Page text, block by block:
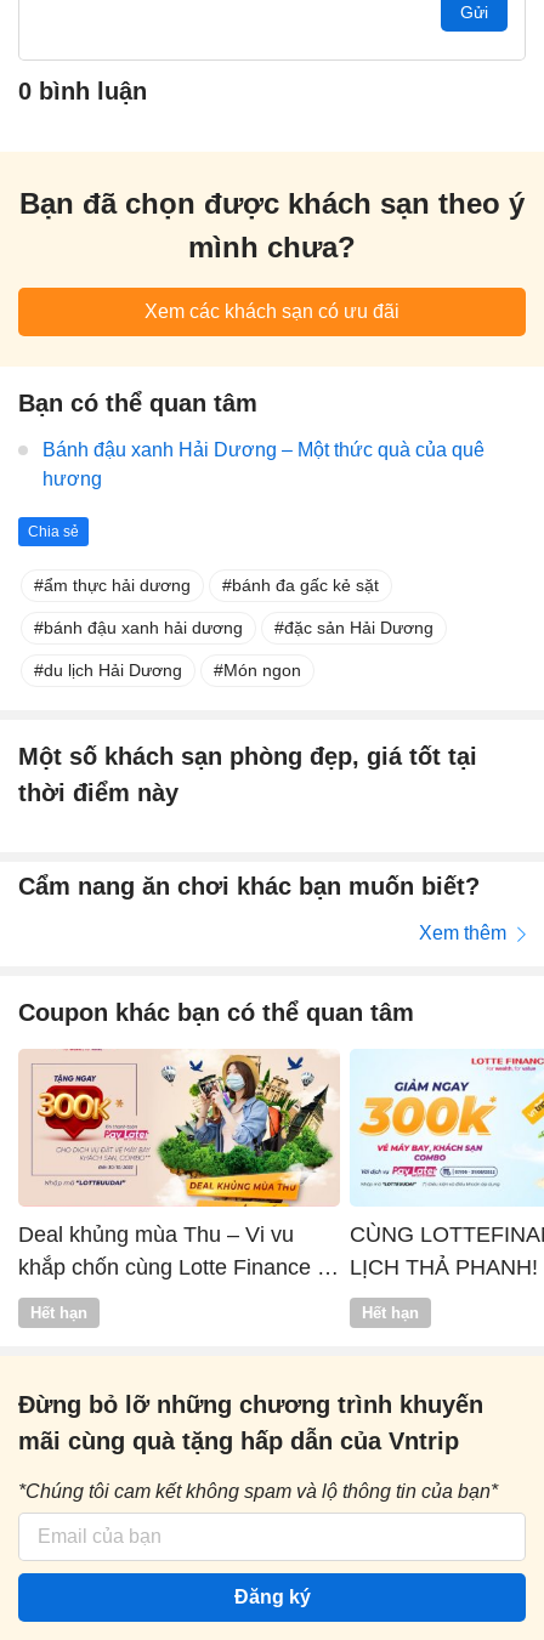
Gửi
0 bình luận
Bạn đã chọn được khách sạn theo ý
mình chưa?
Xem các khách sạn có ưu đãi
Bạn có thể quan tâm
Bánh đậu xanh Hải Dương – Một thức quà của quê
hương
Chia sẻ
ẩm thực hải dương bánh đa gấc kẻ sặt
bánh đậu xanh hải dương đặc sản Hải Dương
du lịch Hải Dương Món ngon
Một số khách sạn phòng đẹp, giá tốt tại
thời điểm này
Cẩm nang ăn chơi khác bạn muốn biết?
Xem thêm
Coupon khác bạn có thể quan tâm
Deal khủng mùa Thu – Vi vu
khắp chốn cùng Lotte Finance x
Vntrip
Hết hạn
CÙNG
LỊCH THẢ PHANH!
Hết hạn
Đừng bỏ lỡ những chương trình khuyến
mãi cùng quà tặng hấp dẫn của Vntrip
*Chúng tôi cam kết không spam và lộ thông tin của bạn*
Đăng ký